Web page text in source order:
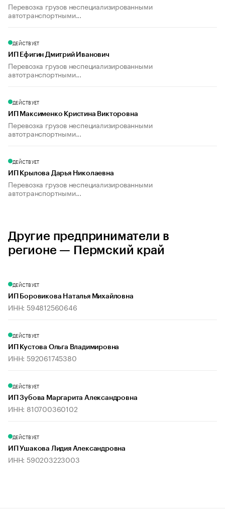
Перевозка грузов неспециализированными
автотранспортными...
ДЕЙСТВУЕТ
ИП Ефигин Дмитрий Иванович
Перевозка грузов неспециализированными
автотранспортными...
ДЕЙСТВУЕТ
ИП Максименко Кристина Викторовна
Перевозка грузов неспециализированными
автотранспортными...
ДЕЙСТВУЕТ
ИП Крылова Дарья Николаевна
Перевозка грузов неспециализированными
автотранспортными...
Другие предприниматели в
регионе — Пермский край
ДЕЙСТВУЕТ
ИП Боровикова Наталья Михайловна
ИНН: 594812560646
ДЕЙСТВУЕТ
ИП Кустова Ольга Владимировна
ИНН: 592061745380
ДЕЙСТВУЕТ
ИП Зубова Маргарита Александровна
ИНН: 810700360102
ДЕЙСТВУЕТ
ИП Ушакова Лидия Александровна
ИНН: 590203223003